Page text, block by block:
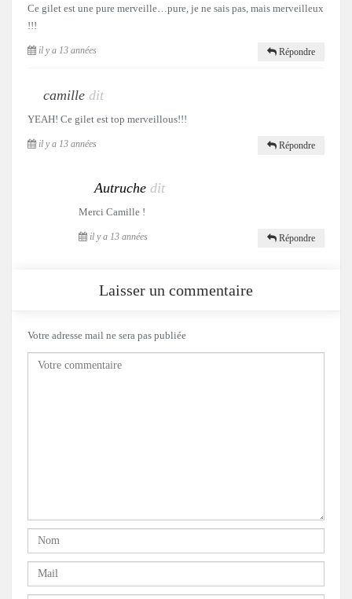
Ce gilet est une pure merveille…pure, je ne sais pas, mais merveilleux
!!!
il y a 13 années Répondre
camille dit
YEAH! Ce gilet est top merveillous!!!
il y a 13 années Répondre
Autruche dit
Merci Camille !
il y a 13 années Répondre
Laisser un commentaire
Votre adresse mail ne sera pas publiée